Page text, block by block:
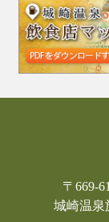
〒669-
城崎温泉